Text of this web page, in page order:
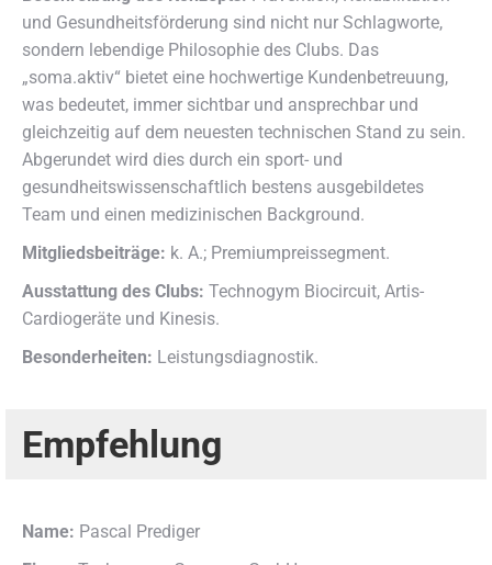
und Gesundheitsförderung sind nicht nur Schlagworte,
sondern lebendige Philosophie des Clubs. Das
„soma.aktiv“ bietet eine hochwertige Kundenbetreuung,
was bedeutet, immer sichtbar und ansprechbar und
gleichzeitig auf dem neuesten technischen Stand zu sein.
Abgerundet wird dies durch ein sport- und
gesundheitswissenschaftlich bestens ausgebildetes
Team und einen medizinischen Background.
Mitgliedsbeiträge: k. A.; Premiumpreissegment.
Ausstattung des Clubs: Technogym Biocircuit, Artis-
Cardiogeräte und Kinesis.
Besonderheiten: Leistungsdiagnostik.
Empfehlung
Name: Pascal Prediger